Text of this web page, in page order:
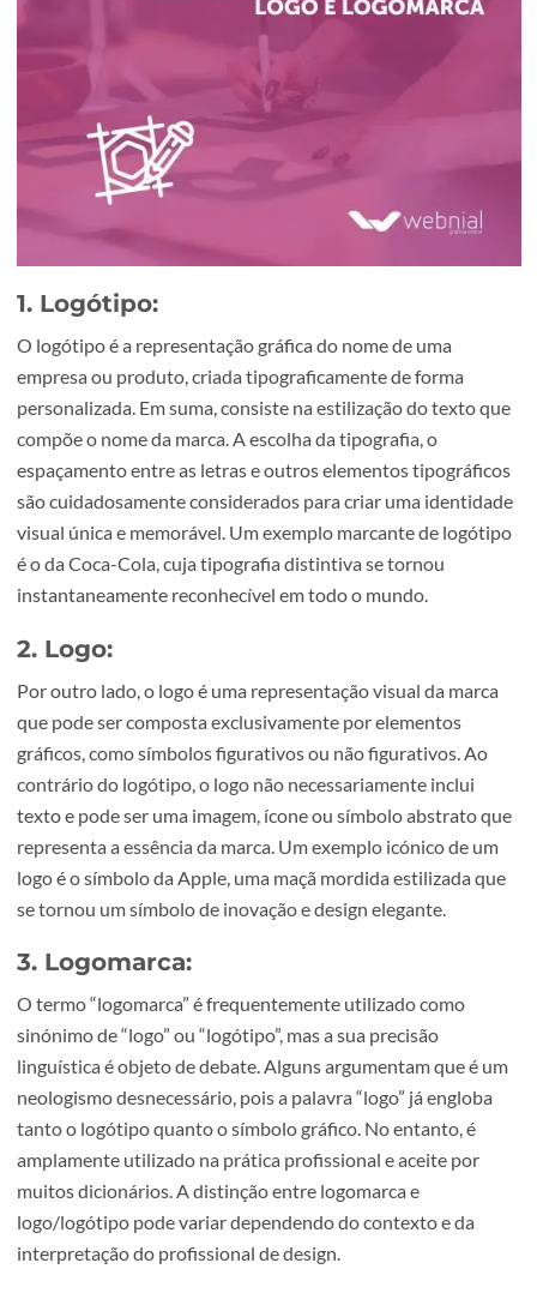
1. Logótipo:
O logótipo é a representação gráfica do nome de uma
empresa ou produto, criada tipograficamente de forma
personalizada. Em suma, consiste na estilização do texto
compõe o nome da marca. A escolha da tipografia, o
são cuidadosamente considerados para criar uma
visual única e memorável. Um exemplo marcante de
é o da Coca-Cola, cuja tipografia distintiva se tornou
instantaneamente reconhecível em todo o mundo.
2. Logo:
Por outro lado, o logo é uma representação visual da
que pode ser composta exclusivamente por elementos
contrário do logótipo, o logo não necessariamente inclui
texto e pode ser uma imagem, ícone ou símbolo abstrato
representa a essência da marca. Um exemplo icónico de
logo é o símbolo da Apple, uma maçã mordida estilizada
se tornou um símbolo de inovação e design elegante.
3. Logomarca:
O termo “logomarca” é frequentemente utilizado como
sinónimo de “logo” ou “logótipo”, mas a sua precisão